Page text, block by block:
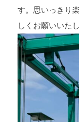
す。思いっきり
しくお願いいたし